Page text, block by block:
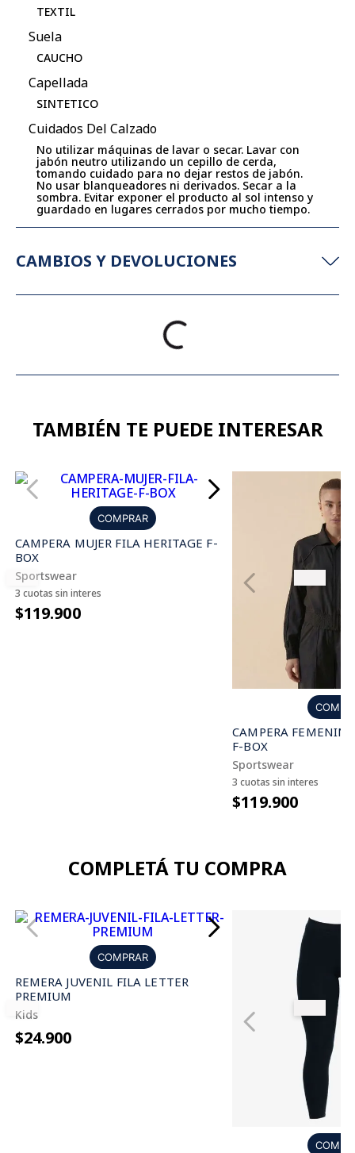
TEXTIL
Suela
CAUCHO
Capellada
SINTETICO
Cuidados Del Calzado
No utilizar máquinas de lavar o secar. Lavar con
jabón neutro utilizando un cepillo de cerda,
tomando cuidado para no dejar restos de jabón.
No usar blanqueadores ni derivados. Secar a la
sombra. Evitar exponer el producto al sol intenso y
guardado en lugares cerrados por mucho tiempo.
CAMBIOS Y DEVOLUCIONES
TAMBIÉN TE PUEDE INTERESAR
COMPRAR
CAMPERA MUJER FILA HERITAGE F-
BOX
Sportswear
3 cuotas sin interes
$119.900
CAMPERA
F-BOX
Sportswear
3 cuotas sin interes
$119.900
COMPLETÁ TU COMPRA
COMPRAR
REMERA JUVENIL FILA LETTER
PREMIUM
Kids
$24.900